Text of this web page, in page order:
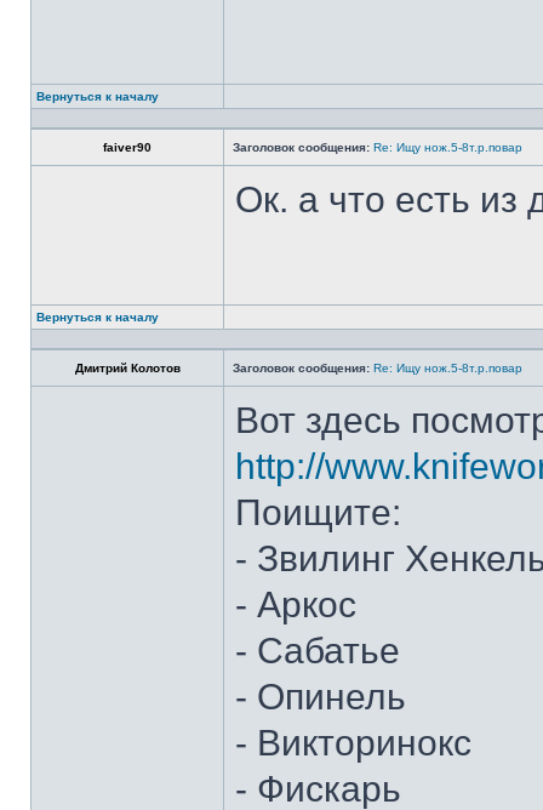
Вернуться к началу
faiver90 Заголовок сообщения: Re: Ищу нож.5-8т.р.повар
Ок. а что есть из
Вернуться к началу
Дмитрий Колотов Заголовок сообщения: Re: Ищу нож.5-8т.р.повар
Вот здесь
http://
Поищите:
- Звилинг
- Аркос
- Сабатье
- Опинель
- Викторинокс
- Фискарь